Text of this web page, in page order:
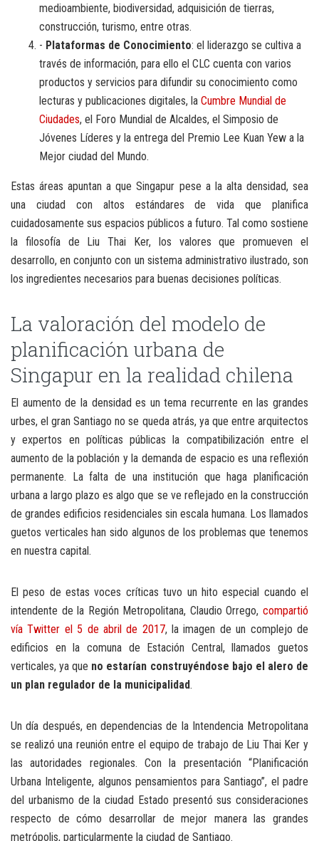
medioambiente, biodiversidad, adquisición de tierras,
construcción, turismo, entre otras.
- Plataformas de Conocimiento: el liderazgo se cultiva a
través de información, para ello el CLC cuenta con varios
productos y servicios para difundir su conocimiento como
lecturas y publicaciones digitales, la Cumbre Mundial de
Ciudades, el Foro Mundial de Alcaldes, el Simposio de
Jóvenes Líderes y la entrega del Premio Lee Kuan Yew a la
Mejor ciudad del Mundo.
Estas áreas apuntan a que Singapur pese a la alta densidad, sea
una ciudad con altos estándares de vida que planifica
cuidadosamente sus espacios públicos a futuro. Tal como sostiene
la filosofía de Liu Thai Ker, los valores que promueven el
desarrollo, en conjunto con un sistema administrativo ilustrado, son
los ingredientes necesarios para buenas decisiones políticas.
La valoración del modelo de
planificación urbana de
Singapur en la realidad chilena
El aumento de la densidad es un tema recurrente en las grandes
urbes, el gran Santiago no se queda atrás, ya que entre arquitectos
y expertos en políticas públicas la compatibilización entre el
aumento de la población y la demanda de espacio es una reflexión
permanente. La falta de una institución que haga planificación
urbana a largo plazo es algo que se ve reflejado en la construcción
de grandes edificios residenciales sin escala humana. Los llamados
guetos verticales han sido algunos de los problemas que tenemos
en nuestra capital.
El peso de estas voces críticas tuvo un hito especial cuando el
intendente de la Región Metropolitana, Claudio Orrego, compartió
vía Twitter el 5 de abril de 2017, la imagen de un complejo de
edificios en la comuna de Estación Central, llamados guetos
verticales, ya que no estarían construyéndose bajo el alero de
un plan regulador de la municipalidad.
Un día después, en dependencias de la Intendencia Metropolitana
se realizó una reunión entre el equipo de trabajo de Liu Thai Ker y
las autoridades regionales. Con la presentación “Planificación
Urbana Inteligente, algunos pensamientos para Santiago”, el padre
del urbanismo de la ciudad Estado presentó sus consideraciones
respecto de cómo desarrollar de mejor manera las grandes
metrópolis, particularmente la ciudad de Santiago.